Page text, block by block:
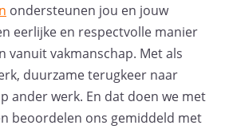
ondersteunen jou en jouw
eerlijke en respectvolle manier
vanuit vakmanschap. Met als
duurzame terugkeer naar
ander werk. En dat doen we met
beoordelen ons gemiddeld met